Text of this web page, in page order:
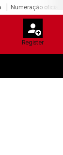
Numeração oficial
Register